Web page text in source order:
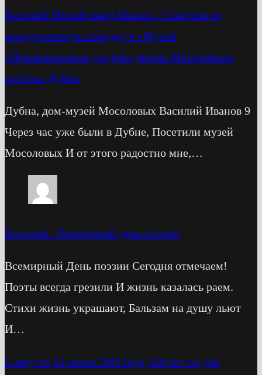
Василий Михайлович Иванов - Cовершили
экскурсионную поездку в «Музей
«Промышленная усадьба дворян Мосоловых»
посёлка Дубна
Дубна, дом-музей Мосоловых Василий Иванов 9
Через час уже были в Дубне, Посетили музей
Мосоловых И от этого радостно мне,…
Василий - Всемирный день поэзии
Всемирный День поэзии Сегодня отмечаем!
Поэты всегда грезили И жизнь казалась раем.
Стихи жизнь украшают, Бальзам на душу льют
И…
2 августа 22 июня 1941 года 220 лет со дня